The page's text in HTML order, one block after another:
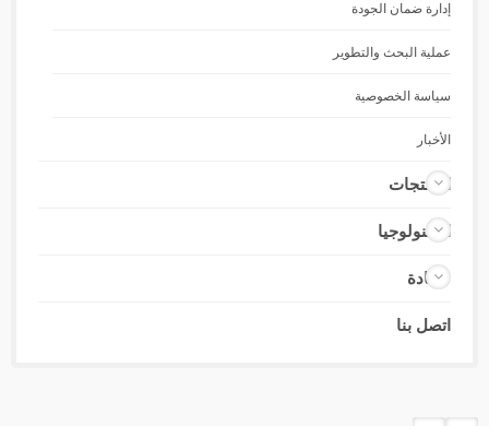
إدارة ضمان الجودة
عملية البحث والتطوير
سياسة الخصوصية
الأخبار
المنتجات
التكنولوجيا
شهادة
اتصل بنا